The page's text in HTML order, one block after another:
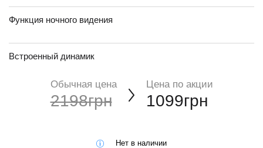
Функция ночного видения
Встроенный динамик
Обычная цена
2198грн
Цена по акции
1099грн
Нет в наличии